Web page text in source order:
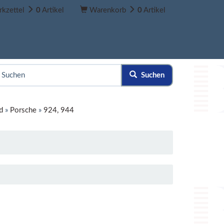
0 Artikel Warenkorb 0 Artikel
Suchen
» Porsche» 924, 944